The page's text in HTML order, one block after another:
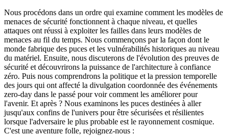
Nous procédons dans un ordre qui examine comment les modèles de
menaces de sécurité fonctionnent à chaque niveau, et quelles
attaques ont réussi à exploiter les failles dans leurs modèles de
menaces au fil du temps. Nous commençons par la façon dont le
monde fabrique des puces et les vulnérabilités historiques au niveau
du matériel. Ensuite, nous discuterons de l'évolution des preuves de
sécurité et découvrirons la puissance de l'architecture à confiance
zéro. Puis nous comprendrons la politique et la pression temporelle
des jours qui ont affecté la divulgation coordonnée des événements
zero-day dans le passé pour voir comment les améliorer pour
l'avenir. Et après ? Nous examinons les puces destinées à aller
jusqu'aux confins de l'univers pour être sécurisées et résilientes
lorsque l'adversaire le plus probable est le rayonnement cosmique.
C'est une aventure folle, rejoignez-nous :